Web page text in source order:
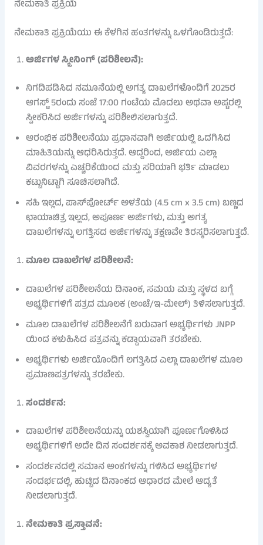
ನೇಮಕಾತಿ ಪ್ರಕ್ರಿಯೆ
ನೇಮಕಾತಿ ಪ್ರಕ್ರಿಯೆಯು ಈ ಕೆಳಗಿನ ಹಂತಗಳನ್ನು ಒಳಗೊಂಡಿರುತ್ತದೆ:
ಅರ್ಜಿಗಳ ಸ್ಕ್ರೀನಿಂಗ್ (ಪರಿಶೀಲನೆ):
ನಿಗದಿಪಡಿಸಿದ ನಮೂನೆಯಲ್ಲಿ ಅಗತ್ಯ ದಾಖಲೆಗಳೊಂದಿಗೆ 2025ರ
ಆಗಸ್ಟ್ 5ರಂದು ಸಂಜೆ 17:00 ಗಂಟೆಯ ಮೊದಲು ಅಥವಾ ಅಷ್ಟರಲ್ಲಿ
ಸ್ವೀಕರಿಸಿದ ಅರ್ಜಿಗಳನ್ನು ಪರಿಶೀಲಿಸಲಾಗುತ್ತದೆ.
ಆರಂಭಿಕ ಪರಿಶೀಲನೆಯು ಪ್ರಧಾನವಾಗಿ ಅರ್ಜಿಯಲ್ಲಿ ಒದಗಿಸಿದ
ಮಾಹಿತಿಯನ್ನು ಆಧರಿಸಿರುತ್ತದೆ. ಆದ್ದರಿಂದ, ಅರ್ಜಿಯ ಎಲ್ಲಾ
ವಿವರಗಳನ್ನು ಎಚ್ಚರಿಕೆಯಿಂದ ಮತ್ತು ಸರಿಯಾಗಿ ಭರ್ತಿ ಮಾಡಲು
ಕಟ್ಟುನಿಟ್ಟಾಗಿ ಸೂಚಿಸಲಾಗಿದೆ.
ಸಹಿ ಇಲ್ಲದ, ಪಾಸ್‌ಪೋರ್ಟ್ ಅಳತೆಯ (4.5 cm x 3.5 cm) ಬಣ್ಣದ
ಛಾಯಾಚಿತ್ರ ಇಲ್ಲದ, ಅಪೂರ್ಣ ಅರ್ಜಿಗಳು, ಮತ್ತು ಅಗತ್ಯ
ದಾಖಲೆಗಳನ್ನು ಲಗತ್ತಿಸದ ಅರ್ಜಿಗಳನ್ನು ತಕ್ಷಣವೇ ತಿರಸ್ಕರಿಸಲಾಗುತ್ತದೆ.
ಮೂಲ ದಾಖಲೆಗಳ ಪರಿಶೀಲನೆ:
ದಾಖಲೆಗಳ ಪರಿಶೀಲನೆಯ ದಿನಾಂಕ, ಸಮಯ ಮತ್ತು ಸ್ಥಳದ ಬಗ್ಗೆ
ಅಭ್ಯರ್ಥಿಗಳಿಗೆ ಪತ್ರದ ಮೂಲಕ (ಅಂಚೆ/ಇ-ಮೇಲ್) ತಿಳಿಸಲಾಗುತ್ತದೆ.
ಮೂಲ ದಾಖಲೆಗಳ ಪರಿಶೀಲನೆಗೆ ಬರುವಾಗ ಅಭ್ಯರ್ಥಿಗಳು JNPP
ಯಿಂದ ಕಳುಹಿಸಿದ ಪತ್ರವನ್ನು ಕಡ್ಡಾಯವಾಗಿ ತರಬೇಕು.
ಅಭ್ಯರ್ಥಿಗಳು ಅರ್ಜಿಯೊಂದಿಗೆ ಲಗತ್ತಿಸಿದ ಎಲ್ಲಾ ದಾಖಲೆಗಳ ಮೂಲ
ಪ್ರಮಾಣಪತ್ರಗಳನ್ನು ತರಬೇಕು.
ಸಂದರ್ಶನ:
ದಾಖಲೆಗಳ ಪರಿಶೀಲನೆಯನ್ನು ಯಶಸ್ವಿಯಾಗಿ ಪೂರ್ಣಗೊಳಿಸಿದ
ಅಭ್ಯರ್ಥಿಗಳಿಗೆ ಅದೇ ದಿನ ಸಂದರ್ಶನಕ್ಕೆ ಅವಕಾಶ ನೀಡಲಾಗುತ್ತದೆ.
ಸಂದರ್ಶನದಲ್ಲಿ ಸಮಾನ ಅಂಕಗಳನ್ನು ಗಳಿಸಿದ ಅಭ್ಯರ್ಥಿಗಳ
ಸಂದರ್ಭದಲ್ಲಿ, ಹುಟ್ಟಿದ ದಿನಾಂಕದ ಆಧಾರದ ಮೇಲೆ ಆದ್ಯತೆ
ನೀಡಲಾಗುತ್ತದೆ.
ನೇಮಕಾತಿ ಪ್ರಸ್ತಾವನೆ: